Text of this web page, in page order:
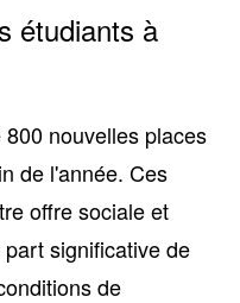
étudiants à
800 nouvelles places
de l'année. Ces
offre sociale et
significative de
de